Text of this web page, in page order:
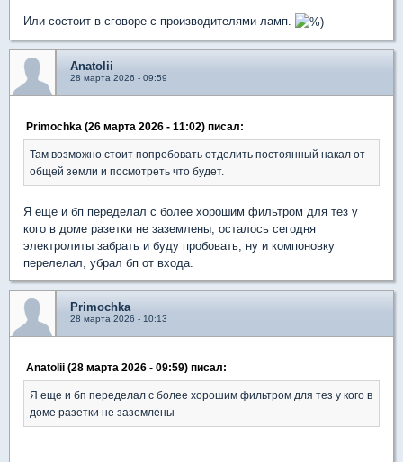
Или состоит в сговоре с производителями ламп.
Anatolii
28 марта 2026 - 09:59
Primochka (26 марта 2026 - 11:02) писал:
Там возможно стоит попробовать отделить постоянный накал от
общей земли и посмотреть что будет.
Я еще и бп переделал с более хорошим фильтром для тез у
кого в доме разетки не заземлены, осталось сегодня
электролиты забрать и буду пробовать, ну и компоновку
перелелал, убрал бп от входа.
Primochka
28 марта 2026 - 10:13
Anatolii (28 марта 2026 - 09:59) писал:
Я еще и бп переделал с более хорошим фильтром для тез у кого в
доме разетки не заземлены